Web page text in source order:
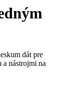
dát pre
a nástrojmi na